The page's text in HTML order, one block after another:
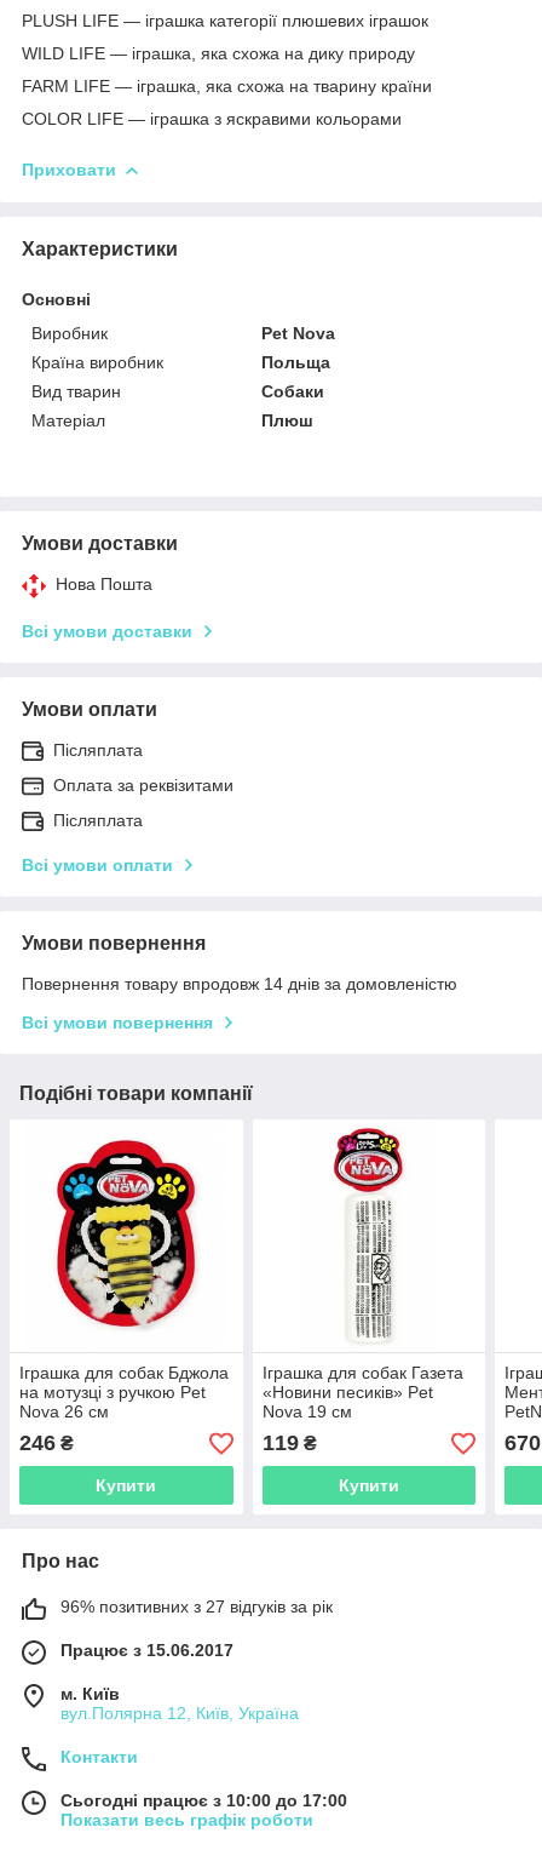
PLUSH LIFE — іграшка категорії плюшевих іграшок
WILD LIFE — іграшка, яка схожа на дику природу
FARM LIFE — іграшка, яка схожа на тварину країни
COLOR LIFE — іграшка з яскравими кольорами
Приховати
Характеристики
Основні
Виробник
Pet Nova
Країна виробник
Польща
Вид тварин
Собаки
Матеріал
Плюш
Умови доставки
Нова Пошта
Всі умови доставки
Умови оплати
Післяплата
Оплата за реквізитами
Післяплата
Всі умови оплати
Умови повернення
Повернення товару впродовж 14 днів за домовленістю
Всі умови повернення
Подібні товари компанії
Іграшка для собак Бджола
на мотузці з ручкою Pet
Nova 26 см
246 ₴
Купити
Іграшка для собак Газета
«Новини песиків» Pet
Nova 19 см
119₴
Купити
670
Про нас
96% позитивних з 27 відгуків за рік
Працює з 15.06.2017
м. Київ
вул.Полярна 12, Київ, Україна
Контакти
Сьогодні працює з 10:00 до 17:00
Показати весь графік роботи